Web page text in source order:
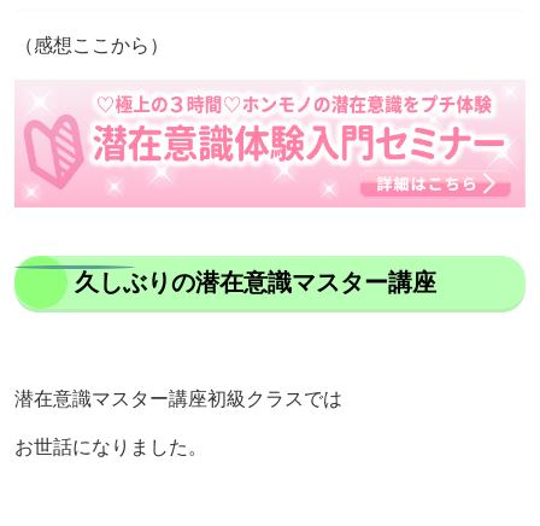
（感想ここから）
久しぶりの潜在意識マスター講座
潜在意識マスター講座初級クラスでは
お世話になりました。